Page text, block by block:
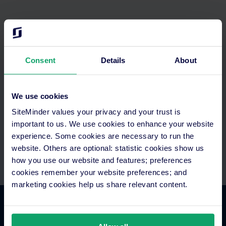
Consent Details About
We use cookies
SiteMinder values your privacy and your trust is
important to us. We use cookies to enhance your website
experience. Some cookies are necessary to run the
website. Others are optional: statistic cookies show us
how you use our website and features; preferences
cookies remember your website preferences; and
marketing cookies help us share relevant content.
Greifen Sie in einem System auf alles zu. Richten Sie
vorhandene Technologie. Engagierte Support- und
Onboarding-Teams stehen Ihnen zur Seite.
Hotel Commerce